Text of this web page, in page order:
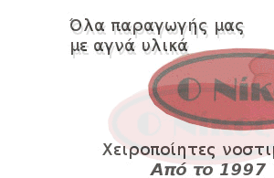
SLIDE
Ξεκινά η ελεύθερη διάθεση
διαρκείας του βόλεϊ...
August 04, 2026
HEADLINES
Kυανέρυθρη και επίσημα η
August 04, 2026